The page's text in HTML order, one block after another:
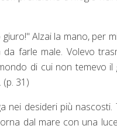
Alzai la mano, per
farle male. Volevo
di cui non temevo il
31)
nei desideri più nascosti.
dal mare con una